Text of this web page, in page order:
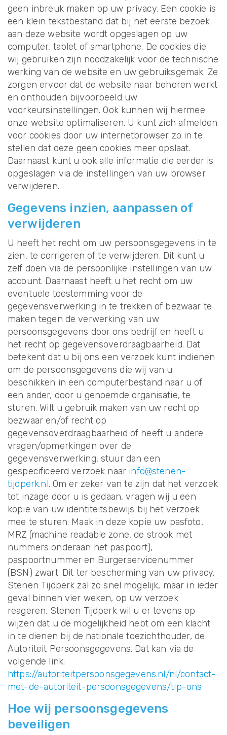
geen inbreuk maken op uw privacy. Een cookie is
een klein tekstbestand dat bij het eerste bezoek
aan deze website wordt opgeslagen op uw
computer, tablet of smartphone. De cookies die
wij gebruiken zijn noodzakelijk voor de technische
werking van de website en uw gebruiksgemak. Ze
zorgen ervoor dat de website naar behoren werkt
en onthouden bijvoorbeeld uw
voorkeursinstellingen. Ook kunnen wij hiermee
onze website optimaliseren. U kunt zich afmelden
voor cookies door uw internetbrowser zo in te
stellen dat deze geen cookies meer opslaat.
Daarnaast kunt u ook alle informatie die eerder is
opgeslagen via de instellingen van uw browser
verwijderen.
Gegevens inzien, aanpassen of
verwijderen
U heeft het recht om uw persoonsgegevens in te
zien, te corrigeren of te verwijderen. Dit kunt u
zelf doen via de persoonlijke instellingen van uw
account. Daarnaast heeft u het recht om uw
eventuele toestemming voor de
gegevensverwerking in te trekken of bezwaar te
maken tegen de verwerking van uw
persoonsgegevens door ons bedrijf en heeft u
het recht op gegevensoverdraagbaarheid. Dat
betekent dat u bij ons een verzoek kunt indienen
om de persoonsgegevens die wij van u
beschikken in een computerbestand naar u of
een ander, door u genoemde organisatie, te
sturen. Wilt u gebruik maken van uw recht op
bezwaar en/of recht op
gegevensoverdraagbaarheid of heeft u andere
vragen/opmerkingen over de
gegevensverwerking, stuur dan een
gespecificeerd verzoek naar info@stenen-
tijdperk.nl. Om er zeker van te zijn dat het verzoek
tot inzage door u is gedaan, vragen wij u een
kopie van uw identiteitsbewijs bij het verzoek
mee te sturen. Maak in deze kopie uw pasfoto,
MRZ (machine readable zone, de strook met
nummers onderaan het paspoort),
paspoortnummer en Burgerservicenummer
(BSN) zwart. Dit ter bescherming van uw privacy.
Stenen Tijdperk zal zo snel mogelijk, maar in ieder
geval binnen vier weken, op uw verzoek
reageren. Stenen Tijdperk wil u er tevens op
wijzen dat u de mogelijkheid hebt om een klacht
in te dienen bij de nationale toezichthouder, de
Autoriteit Persoonsgegevens. Dat kan via de
volgende link:
https://autoriteitpersoonsgegevens.nl/nl/contact-
met-de-autoriteit-persoonsgegevens/tip-ons
Hoe wij persoonsgegevens
beveiligen